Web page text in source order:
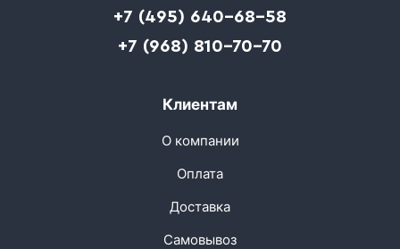
+7 (495) 640-68-58
+7 (968) 810-70-70
Клиентам
О компании
Оплата
Доставка
Самовывоз